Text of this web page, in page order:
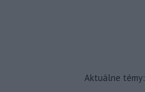
Aktuálne témy: